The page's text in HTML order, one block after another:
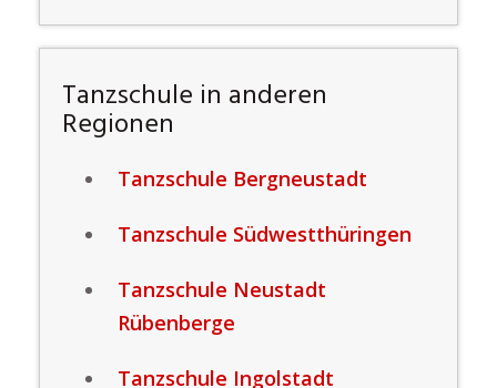
Tanzschule in anderen
Regionen
Tanzschule Bergneustadt
Tanzschule Südwestthüringen
Tanzschule Neustadt
Rübenberge
Tanzschule Ingolstadt